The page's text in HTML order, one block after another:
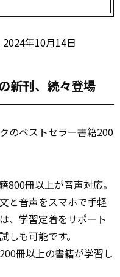
年10月14日
新刊、続々登場
のベストセラー書籍200
800冊以上が音声対応。
と音声をスマホで手軽
、学習定着をサポート
しも可能です。
冊以上の書籍が学習し